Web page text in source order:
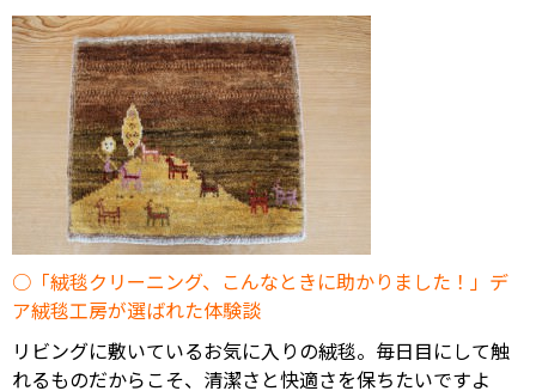
「絨毯クリーニング、こんなときに助かりました！」デ
ア絨毯工房が選ばれた体験談
リビングに敷いているお気に入りの絨毯。毎日目にして触
れるものだからこそ、清潔さと快適さを保ちたいですよ